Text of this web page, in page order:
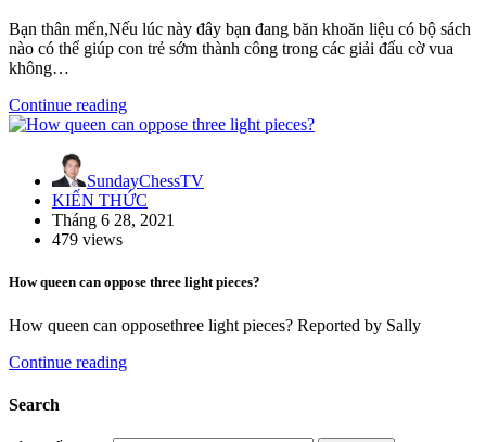
Bạn thân mến,Nếu lúc này đây bạn đang băn khoăn liệu có bộ sách
nào có thể giúp con trẻ sớm thành công trong các giải đấu cờ vua
không…
Continue reading
SundayChessTV
KIẾN THỨC
Tháng 6 28, 2021
479 views
How queen can oppose three light pieces?
How queen can opposethree light pieces? Reported by Sally
Continue reading
Search